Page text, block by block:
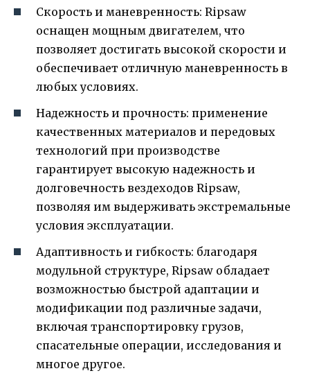
Скорость и маневренность: Ripsaw
оснащен мощным двигателем, что
позволяет достигать высокой скорости и
обеспечивает отличную маневренность в
любых условиях.
Надежность и прочность: применение
качественных материалов и передовых
технологий при производстве
гарантирует высокую надежность и
долговечность вездеходов Ripsaw,
позволяя им выдерживать экстремальные
условия эксплуатации.
Адаптивность и гибкость: благодаря
модульной структуре, Ripsaw обладает
возможностью быстрой адаптации и
модификации под различные задачи,
включая транспортировку грузов,
спасательные операции, исследования и
многое другое.